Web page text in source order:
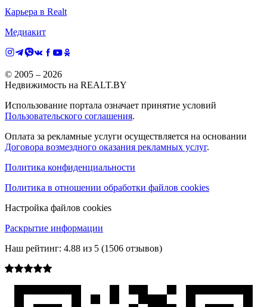
Карьера в Realt
Медиакит
© 2005 – 2026
Недвижимость на REALT.BY
Использование портала означает принятие условий
Пользовательского соглашения.
Оплата за рекламные услуги осуществляется на основании
Договора возмездного оказания рекламных услуг.
Политика конфиденциальности
Политика в отношении обработки файлов cookies
Настройка файлов cookies
Раскрытие информации
Наш рейтинг: 4.88 из 5 (1506 отзывов)